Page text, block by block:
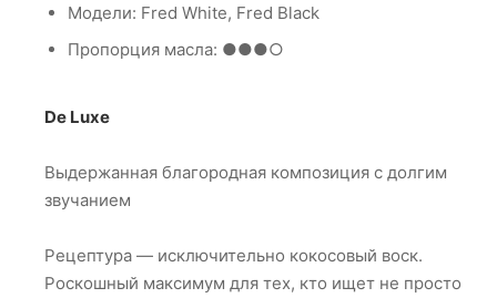
Модели: Fred White, Fred Black
Пропорция масла: ●●●○
De Luxe
Выдержанная благородная композиция с долгим
звучанием
Рецептура — исключительно кокосовый воск.
Роскошный максимум для тех, кто ищет не просто